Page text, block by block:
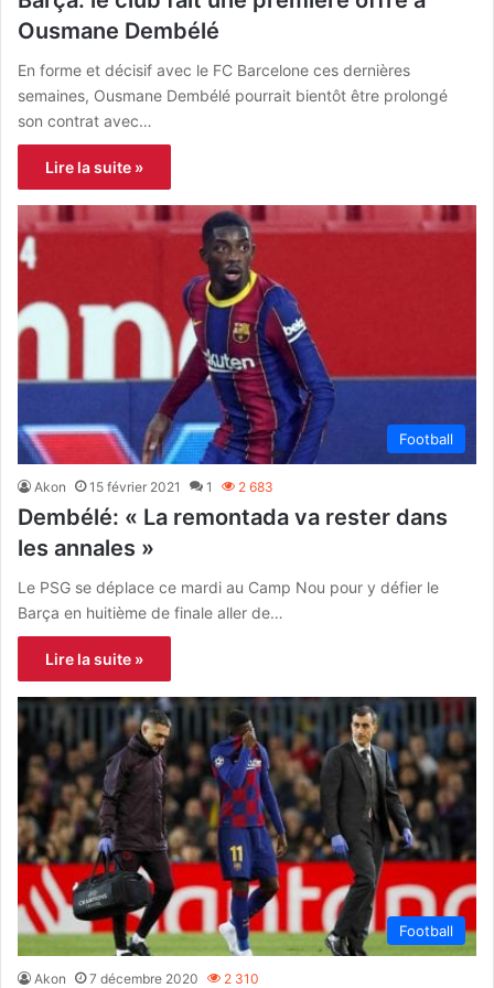
Ousmane Dembélé
En forme et décisif avec le FC Barcelone ces dernières
semaines, Ousmane Dembélé pourrait bientôt être prolongé
son contrat avec…
Lire la suite »
Football
Akon 15 février 2021 1 2 683
Dembélé: « La remontada va rester dans
les annales »
Le PSG se déplace ce mardi au Camp Nou pour y défier le
Barça en huitième de finale aller de…
Lire la suite »
Football
Akon 7 décembre 2020 2 310